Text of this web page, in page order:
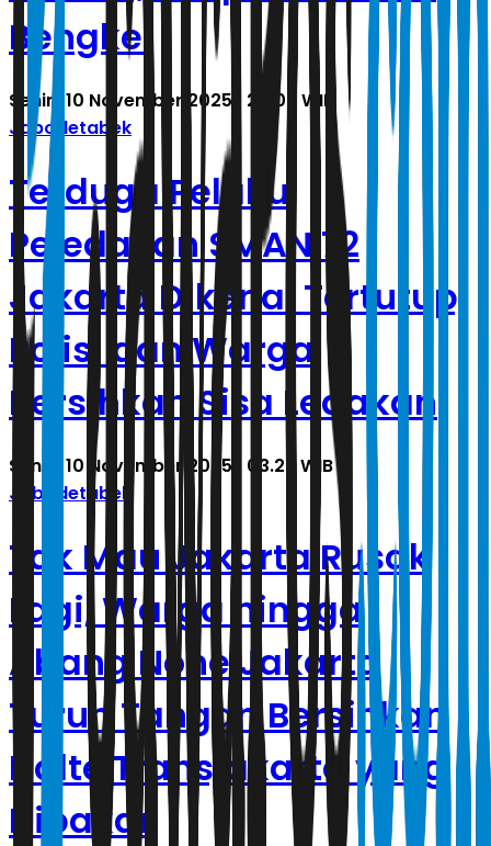
Bengkel
Senin, 10 November 2025 | 20.05 WIB
Jabodetabek
Terduga Pelaku
Peledakan SMAN 72
Jakarta Dikenal Tertutup,
Polisi dan Warga
Bersihkan Sisa Ledakan
Senin, 10 November 2025 | 03.23 WIB
Jabodetabek
Tak Mau Jakarta Rusak
Lagi, Warga hingga
Abang None Jakarta
Turun Tangan Bersihkan
Halte Transjakarta yang
Dibakar